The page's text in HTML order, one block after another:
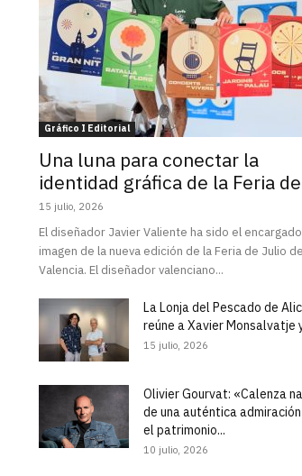
Gráfico I Editorial
Una luna para conectar la
identidad gráfica de la Feria
15 julio, 2026
El diseñador Javier Valiente ha sido el
imagen de la nueva edición de la Feria de Julio de
Valencia. El diseñador valenciano...
La Lonja del Pescado de
reúne a Xavier Monsalvatje
15 julio, 2026
Olivier Gourvat: «Calenza
de una auténtica
el patrimonio...
10 julio, 2026